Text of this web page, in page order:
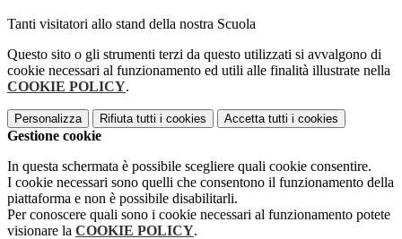
Tanti visitatori allo stand della nostra Scuola
Questo sito o gli strumenti terzi da questo utilizzati si avvalgono di
cookie necessari al funzionamento ed utili alle finalità illustrate nella
COOKIE POLICY.
Personalizza Rifiuta tutti i cookies Accetta tutti i cookies
Gestione cookie
In questa schermata è possibile scegliere quali cookie consentire.
I cookie necessari sono quelli che consentono il funzionamento della
piattaforma e non è possibile disabilitarli.
Per conoscere quali sono i cookie necessari al funzionamento potete
visionare la COOKIE POLICY.